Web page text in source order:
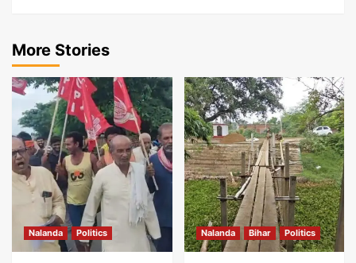
More Stories
Nalanda Politics Nalanda Bihar Politics